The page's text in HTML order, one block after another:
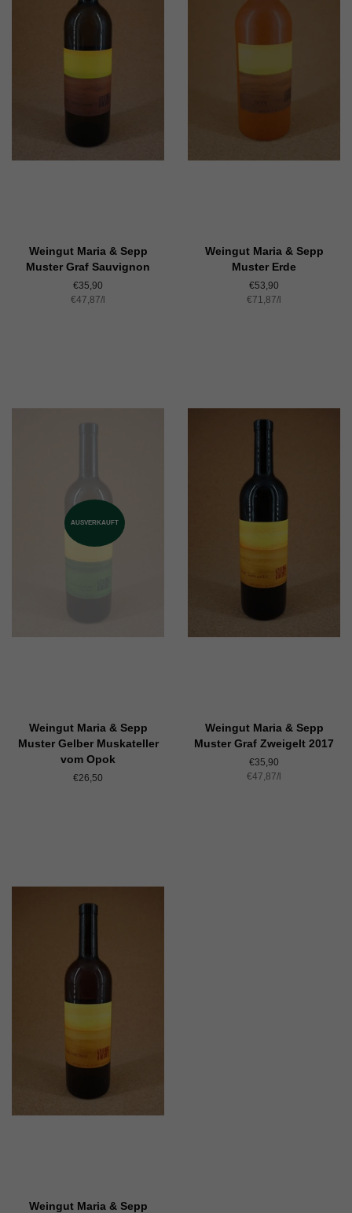
Weingut Maria & Sepp
Muster Graf Sauvignon
Normaler
Preis
€35,90
Einzelpreis
€47,87/pro
l
Weingut Maria & Sepp
Muster Erde
Normaler
Preis
€53,90
Einzelpreis
€71,87/pro
l
AUSVERKAUFT
Weingut Maria & Sepp
Muster Gelber Muskateller
vom Opok
Normaler
€26,50
Weingut Maria & Sepp
Muster Graf Zweigelt 2017
Normaler
Preis
€35,90
Einzelpreis
€47,87/pro
l
Weingut Maria & Sepp